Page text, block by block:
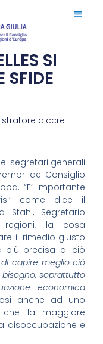
SI
SFIDE
aiccre
segretari generali
del Consiglio
“E’ importante
come dice il
Stahl, Segretario
regioni, la cosa
il rimedio giusto
più precisa di ciò
di capire meglio ciò
soprattutto
economica
anche ad uno
la maggiore
disoccupazione e